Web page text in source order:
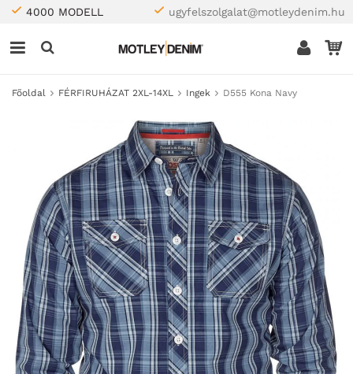
4000 MODELL ugyfelszolgalat@motleydenim.hu
Főoldal FÉRFIRUHÁZAT 2XL-14XL Ingek D555 Kona Navy